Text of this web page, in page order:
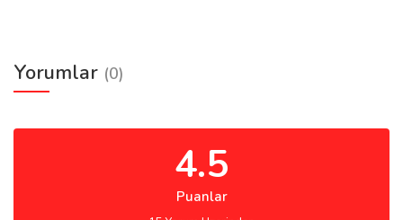
Yorumlar (0)
4.5
Puanlar